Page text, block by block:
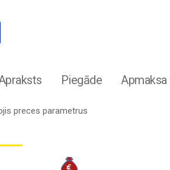
Piegāde Apmaksa
preces parametrus